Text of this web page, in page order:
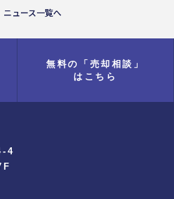
ニュース一覧へ
無料の「売却相談」
はこちら
4